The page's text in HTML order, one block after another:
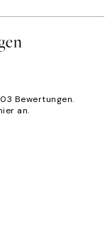
Bewertungen.
an.